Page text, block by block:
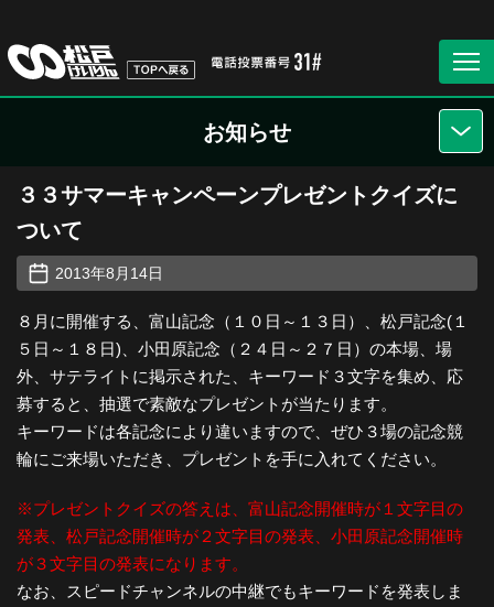
お知らせ
３３サマーキャンペーンプレゼントクイズに
ついて
2013年8月14日
８月に開催する、富山記念（１０日～１３日）、松戸記念(１
５日～１８日)、小田原記念（２４日～２７日）の本場、場
外、サテライトに掲示された、キーワード３文字を集め、応
募すると、抽選で素敵なプレゼントが当たります。
キーワードは各記念により違いますので、ぜひ３場の記念競
輪にご来場いただき、プレゼントを手に入れてください。
※プレゼントクイズの答えは、富山記念開催時が１文字目の
発表、松戸記念開催時が２文字目の発表、小田原記念開催時
が３文字目の発表になります。
なお、スピードチャンネルの中継でもキーワードを発表しま